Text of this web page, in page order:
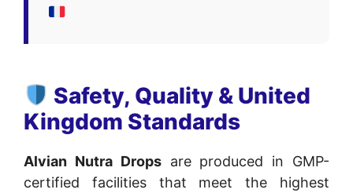
Safety, Quality & United
Kingdom Standards
Alvian Nutra Dropsare produced in GMP-
certified facilities that meet the highest